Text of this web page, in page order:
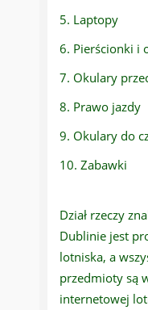
5. Laptopy
6. Pierścionki i
7. Okulary
8. Prawo jazdy
9. Okulary do
10. Zabawki
Dział rzeczy
Dublinie jest
lotniska, a
przedmioty są
internetowej